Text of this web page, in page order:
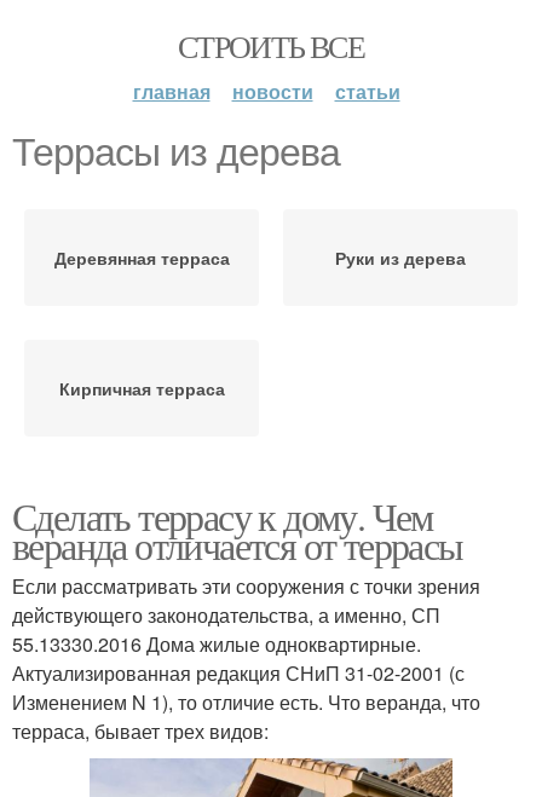
СТРОИТЬ ВСЕ
главная новости статьи
Террасы из дерева
Деревянная терраса Руки из дерева
Кирпичная терраса
Сделать террасу к дому. Чем
веранда отличается от террасы
Если рассматривать эти сооружения с точки зрения
действующего законодательства, а именно, СП
55.13330.2016 Дома жилые одноквартирные.
Актуализированная редакция СНиП 31-02-2001 (с
Изменением N 1), то отличие есть. Что веранда, что
терраса, бывает трех видов: